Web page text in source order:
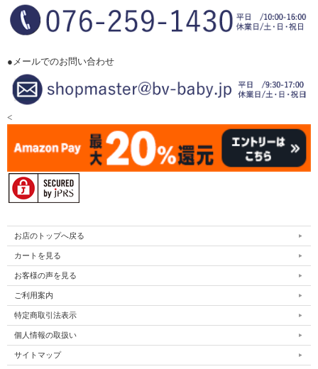
●メールでのお問い合わせ
<
お店のトップへ戻る
カートを見る
お客様の声を見る
ご利用案内
特定商取引法表示
個人情報の取扱い
サイトマップ